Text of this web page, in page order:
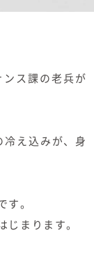
ス課の老兵が
え込みが、身
。
まります。